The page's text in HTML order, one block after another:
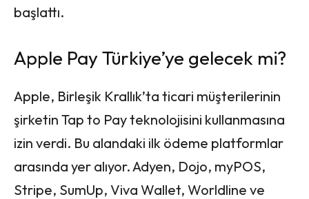
başlattı.
Apple Pay Türkiye’ye gelecek mi?
Apple, Birleşik Krallık’ta ticari müşterilerinin
şirketin Tap to Pay teknolojisini kullanmasına
izin verdi. Bu alandaki ilk ödeme platformlar
arasında yer alıyor. Adyen, Dojo, myPOS,
Stripe, SumUp, Viva Wallet, Worldline ve